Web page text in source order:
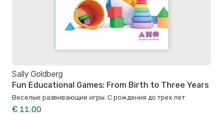
Sally Goldberg
Fun Educational Games: From Birth to Three Years
Веселые развивающие игры: С рождения до трех лет
€ 11.00